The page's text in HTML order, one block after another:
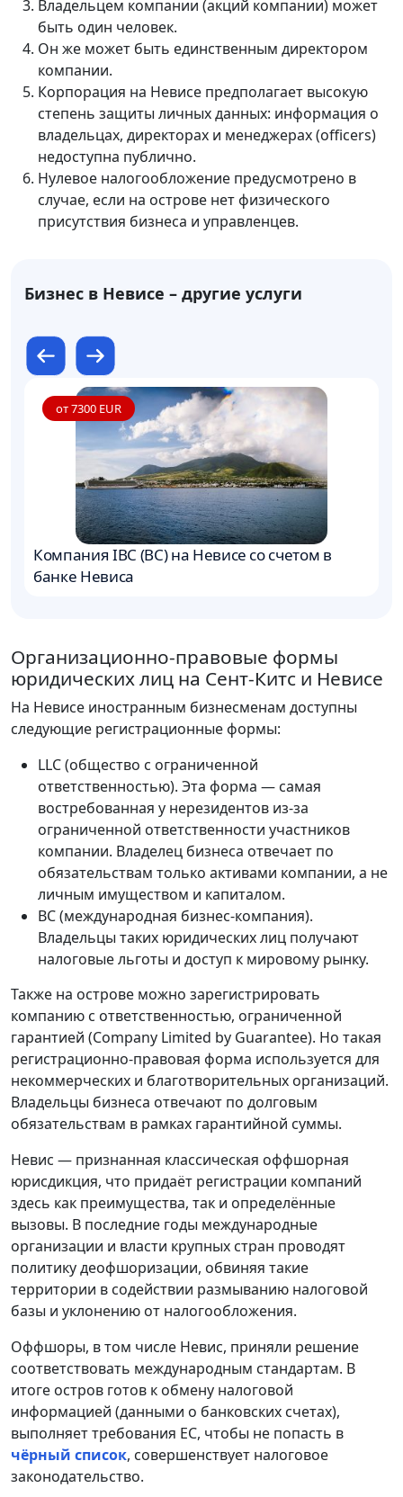
Владельцем компании (акций компании) может
быть один человек.
Он же может быть единственным директором
компании.
Корпорация на Невисе предполагает высокую
степень защиты личных данных: информация о
владельцах, директорах и менеджерах (officers)
недоступна публично.
Нулевое налогообложение предусмотрено в
случае, если на острове нет физического
присутствия бизнеса и управленцев.
Бизнес в Невисе – другие услуги
от 7300 EUR
Компания IBC (BC) на Невисе со счетом в
банке Невиса
Организационно-правовые формы
юридических лиц на Сент-Китс и Невисе
На Невисе иностранным бизнесменам доступны
следующие регистрационные формы:
LLC (общество с ограниченной
ответственностью). Эта форма — самая
востребованная у нерезидентов из-за
ограниченной ответственности участников
компании. Владелец бизнеса отвечает по
обязательствам только активами компании, а не
личным имуществом и капиталом.
BC (международная бизнес-компания).
Владельцы таких юридических лиц получают
налоговые льготы и доступ к мировому рынку.
Также на острове можно зарегистрировать
компанию с ответственностью, ограниченной
гарантией (Company Limited by Guarantee). Но такая
регистрационно-правовая форма используется для
некоммерческих и благотворительных организаций.
Владельцы бизнеса отвечают по долговым
обязательствам в рамках гарантийной суммы.
Невис — признанная классическая оффшорная
юрисдикция, что придаёт регистрации компаний
здесь как преимущества, так и определённые
вызовы. В последние годы международные
организации и власти крупных стран проводят
политику деофшоризации, обвиняя такие
территории в содействии размыванию налоговой
базы и уклонению от налогообложения.
Оффшоры, в том числе Невис, приняли решение
соответствовать международным стандартам. В
итоге остров готов к обмену налоговой
информацией (данными о банковских счетах),
выполняет требования ЕС, чтобы не попасть в
чёрный список, совершенствует налоговое
законодательство.